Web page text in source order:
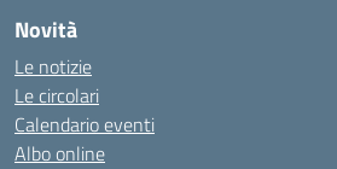
Novità
Le notizie
Le circolari
Calendario eventi
Albo online